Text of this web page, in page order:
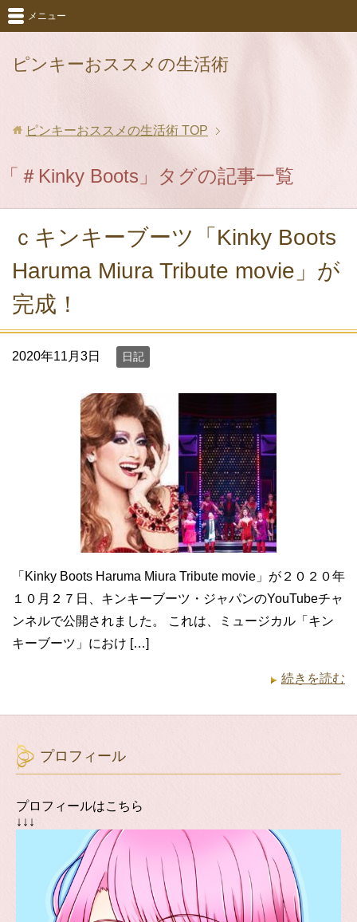
ピンキーおススメの生活術
メニュー
ピンキーおススメの生活術 TOP
「＃Kinky Boots」タグの記事一覧
ｃキンキーブーツ「Kinky Boots
Haruma Miura Tribute movie」が
完成！
2020年11月3日 日記
「Kinky Boots Haruma Miura Tribute movie」が２０２０年
１０月２７日、キンキーブーツ・ジャパンのYouTubeチャ
ンネルで公開されました。 これは、ミュージカル「キン
キーブーツ」におけ […]
続きを読む
プロフィール
プロフィールはこちら
↓↓↓